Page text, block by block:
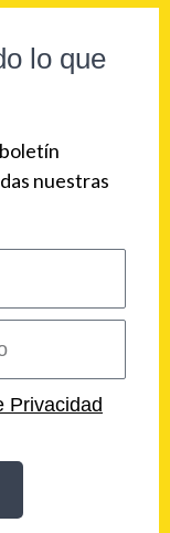
en esta
uso de TODAS
lo que
nuestras
Privacidad